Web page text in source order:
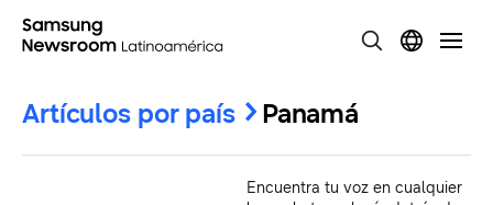
Artículos por país Panamá
Encuentra tu voz en cualquier